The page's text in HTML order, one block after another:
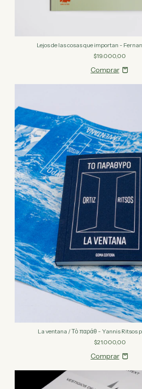
Lejos de las cosas que importan -
$19.000,00
La ventana / Τὸ παράθ - Yannis Ritsos
$21.000,00